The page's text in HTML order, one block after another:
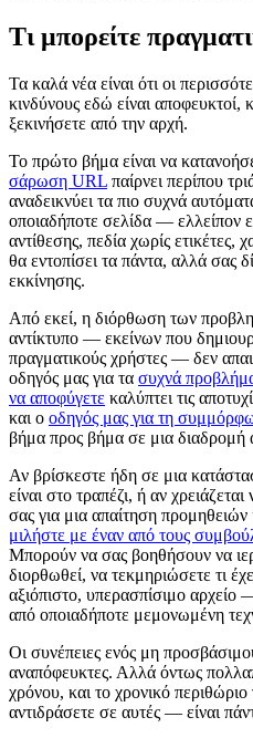
Τι μπορείτε
Τα καλά νέα είναι ότι οι
κινδύνους εδώ είναι αποφευκτοί,
ξεκινήσετε από την αρχή.
Το πρώτο βήμα είναι να
σάρωση URL παίρνει περίπου
αναδεικνύει τα πιο συχνά
οποιαδήποτε σελίδα — ελλείπον
αντίθεσης, πεδία χωρίς
θα εντοπίσει τα πάντα, αλλά σας
εκκίνησης.
Από εκεί, η διόρθωση των
αντίκτυπο — εκείνων που
πραγματικούς χρήστες — δεν
οδηγός μας για τα συχνά
να αποφύγετε καλύπτει τις
και ο οδηγός μας για τη
βήμα προς βήμα σε μια διαδρομή
Αν βρίσκεστε ήδη σε μια
είναι στο τραπέζι, ή αν
σας για μια απαίτηση
μιλήστε με έναν από τους
Μπορούν να σας βοηθήσουν να
διορθωθεί, να τεκμηριώσετε τι
αξιόπιστο, υπερασπίσιμο
από οποιαδήποτε μεμονωμένη
Οι συνέπειες ενός μη
αναπόφευκτες. Αλλά όντως
χρόνου, και το χρονικό
αντιδράσετε σε αυτές — είναι